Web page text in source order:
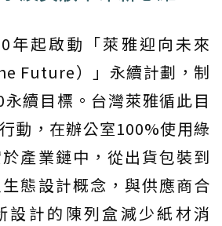
年起啟動「萊雅迎向未來
Future）」永續計劃，制
續目標。台灣萊雅循此目
動，在辦公室100%使用綠
產業鏈中，從出貨包裝到
態設計概念，與供應商合
設計的陳列盒減少紙材消